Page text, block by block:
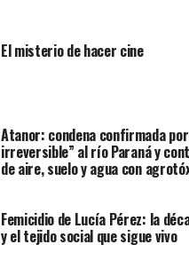
El misterio de hacer cine
Atanor: condena confirmada por
irreversible” al río Paraná y
de aire, suelo y agua con
Femicidio de Lucía Pérez: la
y el tejido social que sigue vivo